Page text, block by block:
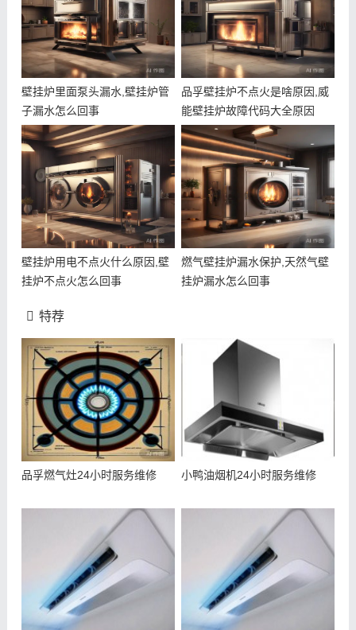
壁挂炉里面泵头漏水,壁挂炉管
子漏水怎么回事
品孚壁挂炉不点火是啥原因,威
能壁挂炉故障代码大全原因
壁挂炉用电不点火什么原因,壁
挂炉不点火怎么回事
燃气壁挂炉漏水保护,天然气壁
挂炉漏水怎么回事
特荐
品孚燃气灶24小时服务维修 小鸭油烟机24小时服务维修